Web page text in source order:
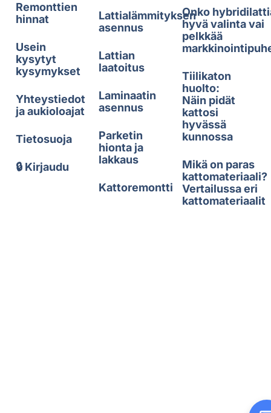
Remonttien
hinnat
Usein
kysytyt
kysymykset
Yhteystiedot
ja aukioloajat
Tietosuoja
🔒 Kirjaudu
Lattialämmityksen
asennus
Lattian
laatoitus
Laminaatin
asennus
Parketin
hionta ja
lakkaus
Kattoremontti
Onko
hyvä valinta vai
pelkkää
Tiilikaton
huolto:
Näin pidät
kattosi
hyvässä
kunnossa
Mikä on paras
kattomateriaali?
Vertailussa eri
kattomateriaalit